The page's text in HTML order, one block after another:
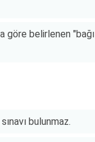
göre belirlenen "bağıl
bulunmaz.